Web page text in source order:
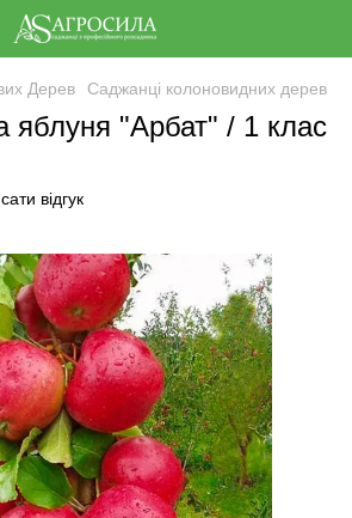
Дерев Саджанці колоновидних дерев
яблуня "Арбат" / 1 клас
відгук